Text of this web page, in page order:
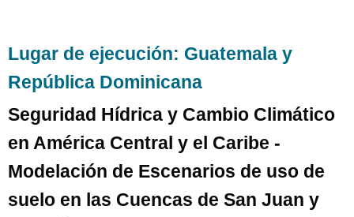
Lugar de ejecución: Guatemala y
República Dominicana
Seguridad Hídrica y Cambio Climático
en América Central y el Caribe -
Modelación de Escenarios de uso de
suelo en las Cuencas de San Juan y